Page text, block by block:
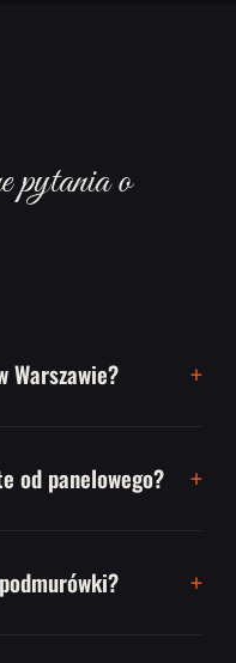
pytania o
Warszawie?
od panelowego?